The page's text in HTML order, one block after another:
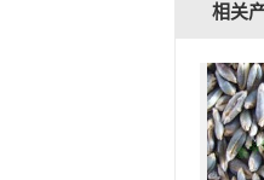
相关